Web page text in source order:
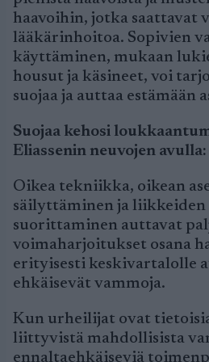
haavoihin, jotka saattavat
lääkärinhoitoa. Sopivien
käyttäminen, mukaan
housut ja käsineet, voi
suojaa ja auttaa
Suojaa kehosi
Eliassenin neuvojen avulla:
Oikea tekniikka, oikean
säilyttäminen ja
suorittaminen auttavat
voimaharjoitukset osana
erityisesti keskivartalolle
ehkäisevät vammoja.
Kun urheilijat ovat
liittyvistä mahdollisista
ennaltaehkäiseviä